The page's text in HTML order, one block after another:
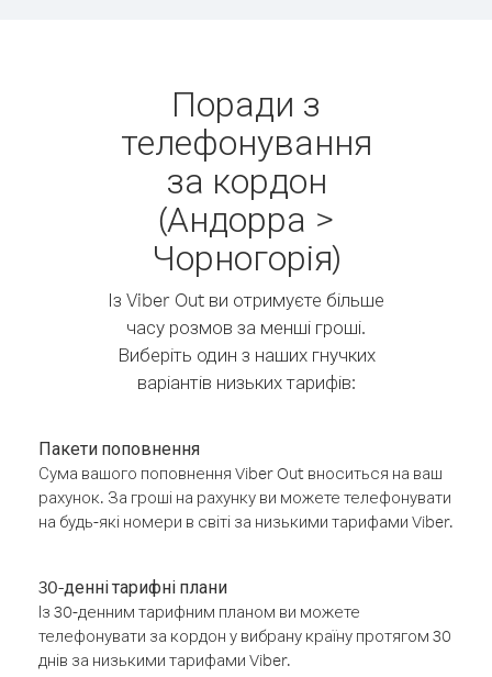
Поради з
телефонування
за кордон
(Андорра >
Чорногорія)
Із Viber Out ви отримуєте більше
часу розмов за менші гроші.
Виберіть один з наших гнучких
варіантів низьких тарифів:
Пакети поповнення
Сума вашого поповнення Viber Out вноситься на ваш
рахунок. За гроші на рахунку ви можете телефонувати
на будь-які номери в світі за низькими тарифами Viber.
30-денні тарифні плани
Із 30-денним тарифним планом ви можете
телефонувати за кордон у вибрану країну протягом 30
днів за низькими тарифами Viber.